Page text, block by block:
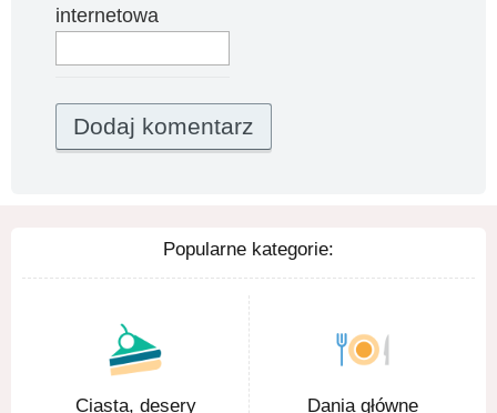
internetowa
Popularne kategorie:
Ciasta, desery Dania główne